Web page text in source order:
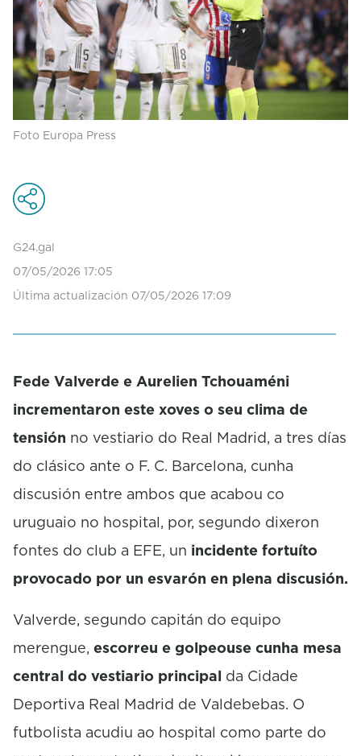
Foto Europa Press
G24.gal
07/05/2026 17:05
Última actualización 07/05/2026 17:09
Fede Valverde e Aurelien Tchouaméni
incrementaron este xoves o seu clima de
tensión no vestiario do Real Madrid, a tres días
do clásico ante o F. C. Barcelona, cunha
discusión entre ambos que acabou co
uruguaio no hospital, por, segundo dixeron
fontes do club a EFE, un incidente fortuíto
provocado por un esvarón en plena discusión.
Valverde, segundo capitán do equipo
merengue, escorreu e golpeouse cunha mesa
central do vestiario principal da Cidade
Deportiva Real Madrid de Valdebebas. O
futbolista acudiu ao hospital como parte do